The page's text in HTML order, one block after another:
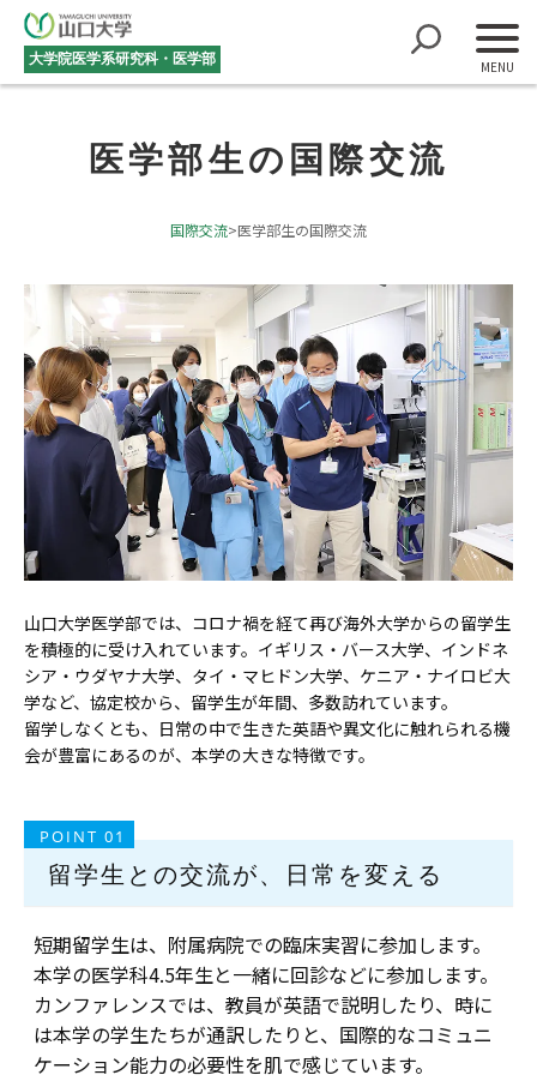
大学院医学系研究科・医学部
医学部生の国際交流
国際交流>医学部生の国際交流
山口大学医学部では、コロナ禍を経て再び海外大学からの留学生
を積極的に受け入れています。イギリス・バース大学、インドネ
シア・ウダヤナ大学、タイ・マヒドン大学、ケニア・ナイロビ大
学など、協定校から、留学生が年間、多数訪れています。
留学しなくとも、日常の中で生きた英語や異文化に触れられる機
会が豊富にあるのが、本学の大きな特徴です。
POINT 01
留学生との交流が、日常を変える
短期留学生は、附属病院での臨床実習に参加します。
本学の医学科4.5年生と一緒に回診などに参加します。
カンファレンスでは、教員が英語で説明したり、時に
は本学の学生たちが通訳したりと、国際的なコミュニ
ケーション能力の必要性を肌で感じています。